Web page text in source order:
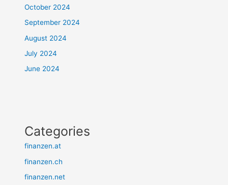
October 2024
September 2024
August 2024
July 2024
June 2024
Categories
finanzen.at
finanzen.ch
finanzen.net